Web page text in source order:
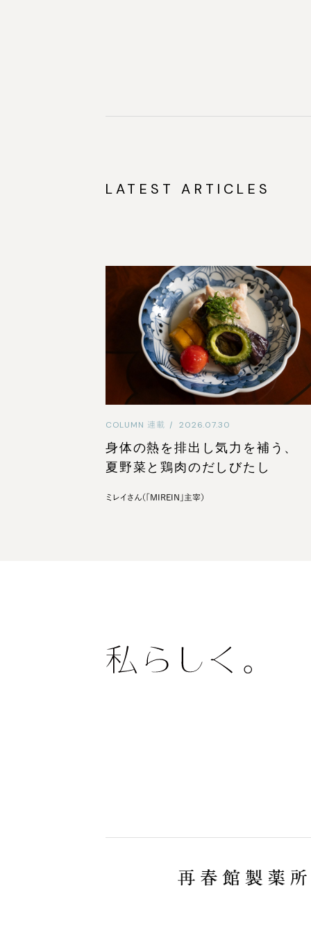
LATEST ARTICLES
COLUMN 連載 | 2026.07.30
身体の熱を排出し気力を補う、
夏野菜と鶏肉のだしびたし
ミレイさん（「MIREIN」主宰）